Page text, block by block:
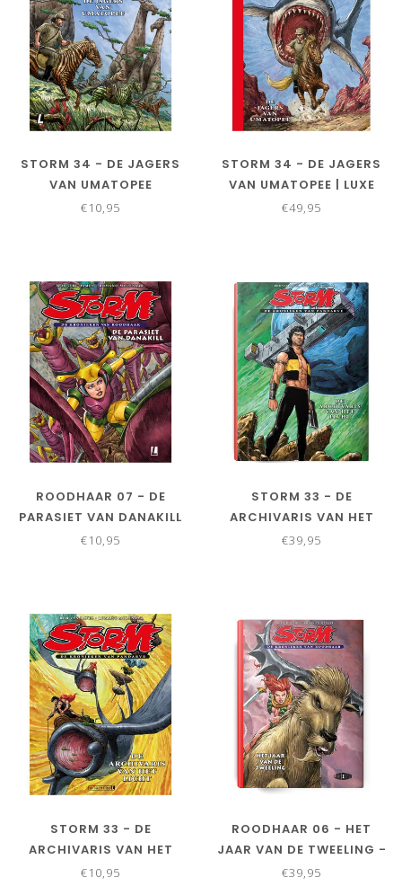
STORM 34 - DE JAGERS
VAN UMATOPEE
€10,95
STORM 34 - DE JAGERS
VAN UMATOPEE | LUXE
EDITIE
€49,95
ROODHAAR 07 - DE
PARASIET VAN DANAKILL
€10,95
STORM 33 - DE
ARCHIVARIS VAN HET
LICHT - BEURS EDITIE
€39,95
STORM 33 - DE
ARCHIVARIS VAN HET
LICHT
€10,95
ROODHAAR 06 - HET
JAAR VAN DE TWEELING -
LOCKDOWN EDITIE
€39,95